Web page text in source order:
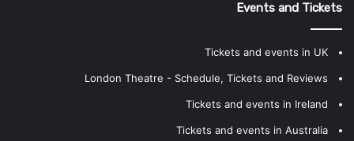
Events and Tickets
Tickets and events in UK
London Theatre - Schedule, Tickets and Reviews
Tickets and events in Ireland
Tickets and events in Australia